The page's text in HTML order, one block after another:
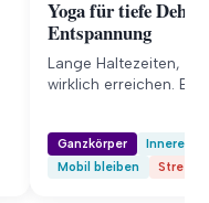
Yoga für tiefe
Entspannung
Lange Haltezeiten,
wirklich erreichen.
Ganzkörper
Innere
Mobil bleiben
Stress /